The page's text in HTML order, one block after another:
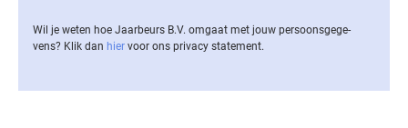
Wil je weten hoe Jaarbeurs B.V. omgaat met jouw per­soons­ge­ge­
vens? Klik dan hier voor ons privacy statement.